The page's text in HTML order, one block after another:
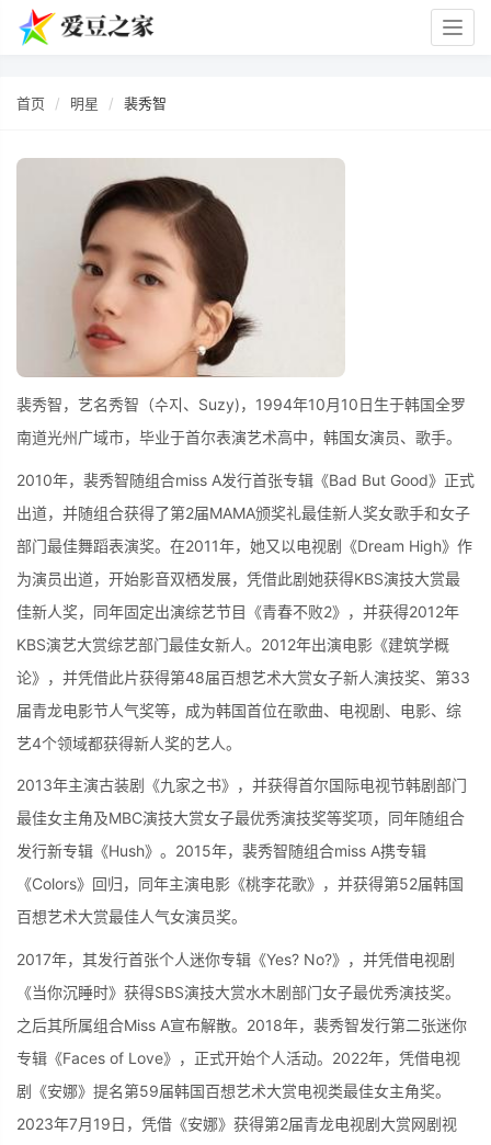
首页 明星 裴秀智
裴秀智，艺名秀智（수지、Suzy)，1994年10月10日生于韩国全罗
南道光州广域市，毕业于首尔表演艺术高中，韩国女演员、歌手。
2010年，裴秀智随组合miss A发行首张专辑《Bad But Good》正式
出道，并随组合获得了第2届MAMA颁奖礼最佳新人奖女歌手和女子
部门最佳舞蹈表演奖。在2011年，她又以电视剧《Dream High》作
为演员出道，开始影音双栖发展，凭借此剧她获得KBS演技大赏最
佳新人奖，同年固定出演综艺节目《青春不败2》，并获得2012年
KBS演艺大赏综艺部门最佳女新人。2012年出演电影《建筑学概
论》，并凭借此片获得第48届百想艺术大赏女子新人演技奖、第33
届青龙电影节人气奖等，成为韩国首位在歌曲、电视剧、电影、综
艺4个领域都获得新人奖的艺人。
2013年主演古装剧《九家之书》，并获得首尔国际电视节韩剧部门
最佳女主角及MBC演技大赏女子最优秀演技奖等奖项，同年随组合
发行新专辑《Hush》。2015年，裴秀智随组合miss A携专辑
《Colors》回归，同年主演电影《桃李花歌》，并获得第52届韩国
百想艺术大赏最佳人气女演员奖。
2017年，其发行首张个人迷你专辑《Yes? No?》，并凭借电视剧
《当你沉睡时》获得SBS演技大赏水木剧部门女子最优秀演技奖。
之后其所属组合Miss A宣布解散。2018年，裴秀智发行第二张迷你
专辑《Faces of Love》，正式开始个人活动。2022年，凭借电视
剧《安娜》提名第59届韩国百想艺术大赏电视类最佳女主角奖。
2023年7月19日，凭借《安娜》获得第2届青龙电视剧大赏网剧视